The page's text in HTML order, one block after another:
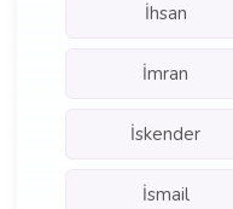
İhsan
İmran
İskender
İsmail